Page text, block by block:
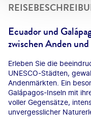
Ecuador und
zwischen Anden
Erleben Sie die
UNESCO-Städten,
Andenmärkten. Ein
Galápagos-Inseln mit
voller Gegensätze,
unvergesslicher